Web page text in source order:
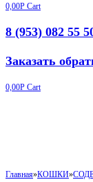
0,00Р Cart
8 (953) 082 55
Заказать
0,00Р Cart
Главная»КОШКИ»